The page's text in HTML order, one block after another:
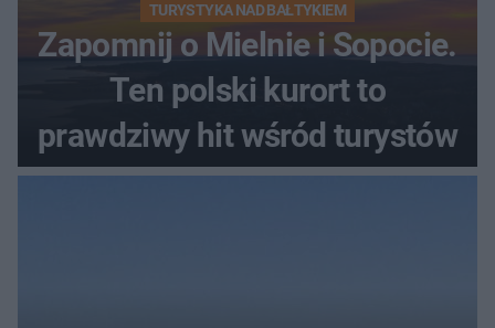
TURYSTYKA NAD BAŁTYKIEM
Zapomnij o Mielnie i Sopocie.
Ten polski kurort to
prawdziwy hit wśród turystów